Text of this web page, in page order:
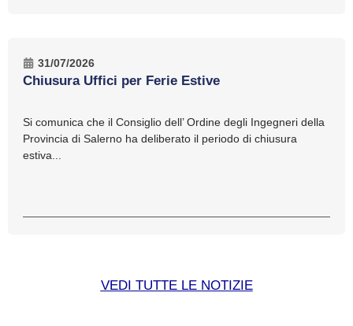
31/07/2026
Chiusura Uffici per Ferie Estive
Si comunica che il Consiglio dell’ Ordine degli Ingegneri della
Provincia di Salerno ha deliberato il periodo di chiusura
estiva...
VEDI TUTTE LE NOTIZIE